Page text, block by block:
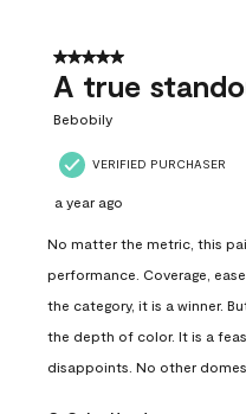
5 out of 5 stars.
A true
Bebobily
VERIFIED PURCHASER
a year ago
No matter the metric, this
performance. Coverage,
the category, it is a winner.
the depth of color. It is a
disappoints. No other